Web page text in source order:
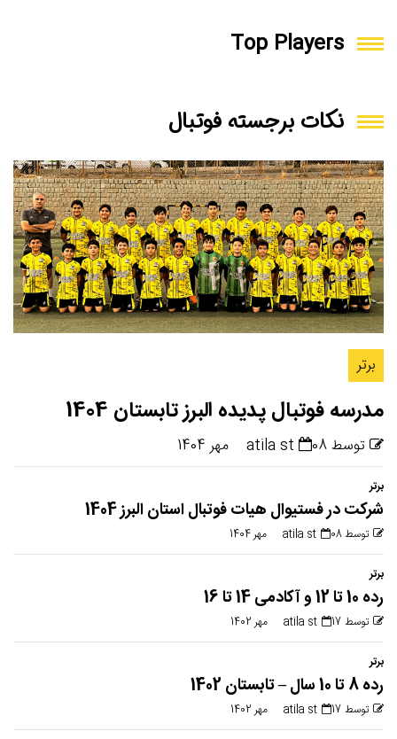
Top Players
نکات برجسته فوتبال
برتر
مدرسه فوتبال پدیده البرز تابستان 1404
توسط atila st08 مهر 1404
برتر
شرکت در فستیوال هیات فوتبال استان البرز 1404
توسط atila st08 مهر 1404
برتر
رده 10 تا 12 و آکادمی 14 تا 16
توسط atila st 17 مهر 1402
برتر
رده 8 تا 10 سال – تابستان 1402
توسط atila st 17 مهر 1402